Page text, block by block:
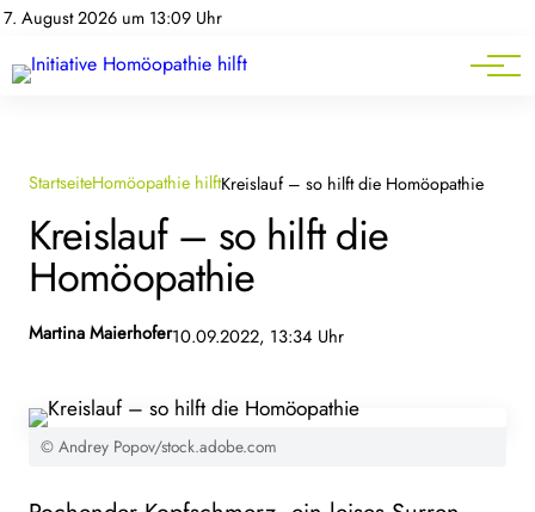
7. August 2026 um 13:09 Uhr
Homöopathie-News
Service
StartseiteHomöopathie hilftKreislauf – so hilft die Homöopathie
Kreislauf – so hilft die
Homöopathie
Martina Maierhofer10.09.2022, 13:34 Uhr
© Andrey Popov/stock.adobe.com